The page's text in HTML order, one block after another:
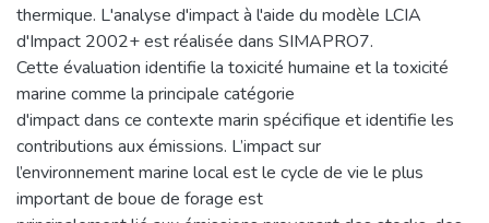
thermique. L'analyse d'impact à l'aide du modèle LCIA
d'Impact 2002+ est réalisée dans SIMAPRO7.
Cette évaluation identifie la toxicité humaine et la toxicité
marine comme la principale catégorie
d'impact dans ce contexte marin spécifique et identifie les
contributions aux émissions. L’impact sur
l’environnement marine local est le cycle de vie le plus
important de boue de forage est